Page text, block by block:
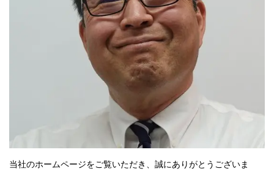
当社のホームページをご覧いただき、誠にありがとうございま